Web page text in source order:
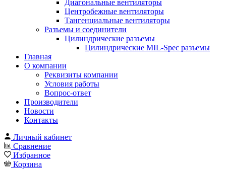
Диагональные вентиляторы
Центробежные вентиляторы
Тангенциальные вентиляторы
Разъемы и соединители
Цилиндрические разъемы
Цилиндрические MIL-Spec разъемы
Главная
О компании
Реквизиты компании
Условия работы
Вопрос-ответ
Производители
Новости
Контакты
Личный кабинет
Сравнение
Избранное
Корзина